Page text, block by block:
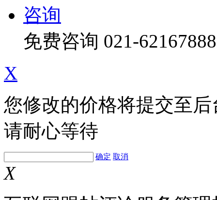
咨询
免费咨询 021-62167888
X
您修改的价格将提交至
请耐心等待
确定 取消
X